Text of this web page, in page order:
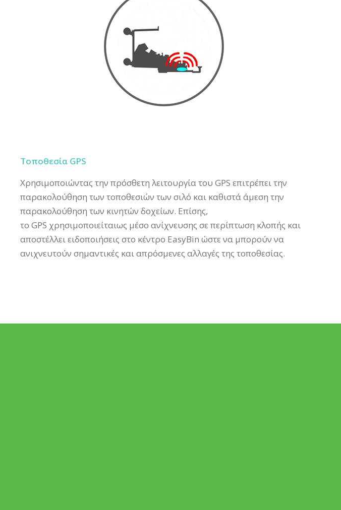
Τοποθεσία GPS
Χρησιμοποιώντας την πρόσθετη λειτουργία τουGPS επιτρέπει την
παρακολούθηση των τοποθεσιών των σιλό και καθιστά άμεση την
παρακολούθηση των κινητών δοχείων. Επίσης,
τοGPS χρησιμοποιείταιως μέσο ανίχνευσης σε περίπτωση κλοπής και
αποστέλλει ειδοποιήσεις στο κέντρο EasyBin ώστε να μπορούν να
ανιχνευτούν σημαντικές και απρόσμενες αλλαγές της τοποθεσίας.